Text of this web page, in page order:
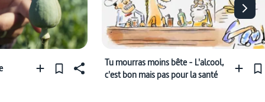
Tu mourras moins bête - L'alcool,
c'est bon mais pas pour la santé